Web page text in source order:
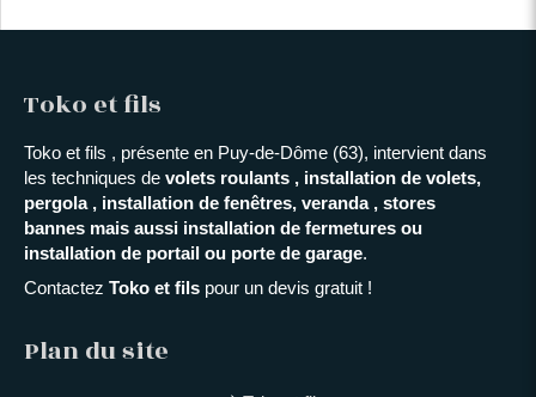
Toko et fils
Toko et fils , présente en Puy-de-Dôme (63), intervient dans
les techniques de volets roulants , installation de volets,
pergola , installation de fenêtres, veranda , stores
bannes mais aussi installation de fermetures ou
installation de portail ou porte de garage.
Contactez Toko et fils pour un devis gratuit !
Plan du site